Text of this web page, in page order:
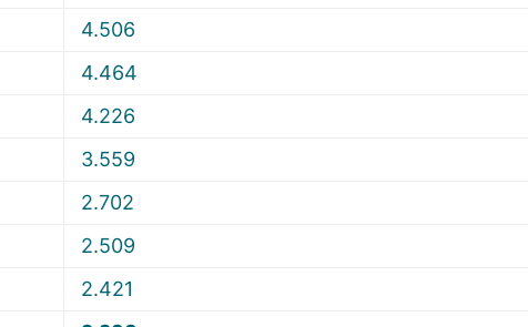
4.506
4.464
4.226
3.559
2.702
2.509
2.421